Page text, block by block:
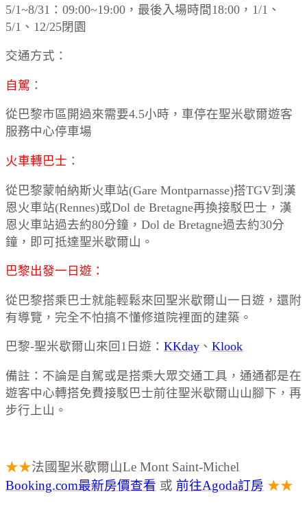
5/1~8/31：09:00~19:00，最後入場時間18:00，1/1、
5/1、12/25閉園
交通方式：
自駕 ：
從巴黎市區開過來需要4.5小時，車停在聖米歇爾遊客
服務中心停車場
火車轉巴士 ：
從巴黎蒙帕納斯火車站(Gare Montparnasse)搭TGV到漢
恩火車站(Rennes)或Dol de Bretagne再換接駁巴士，漢
恩火車站過去約80分鐘，Dol de Bretagne過去約30分
鐘，即可抵達聖米歇爾山。
巴黎出發一日遊：
從巴黎搭乘巴士就能輕鬆來回聖米歇爾山一日遊，還附
有導覽，完全不怕搞不懂修道院裡面的建築。
巴黎-聖米歇爾山來回1日遊： KKday 、 Klook
備註：不論是自駕或是搭乘大眾交通工具，通通都是在
遊客中心轉搭免費接駁巴士前往聖米歇爾山山腳下，再
步行上山。
★★法國聖米歇爾山Le Mont Saint-Michel
Booking.com最新房價查看 或 前往Agoda訂房 ★★